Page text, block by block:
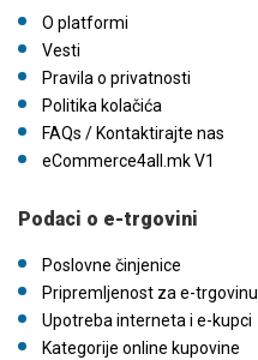
O platformi
Vesti
Pravila o privatnosti
Politika kolačića
FAQs / Kontaktirajte nas
eCommerce4all.mk V1
Podaci o e-trgovini
Poslovne činjenice
Pripremljenost za e-trgovinu
Upotreba interneta i e-kupci
Kategorije online kupovine